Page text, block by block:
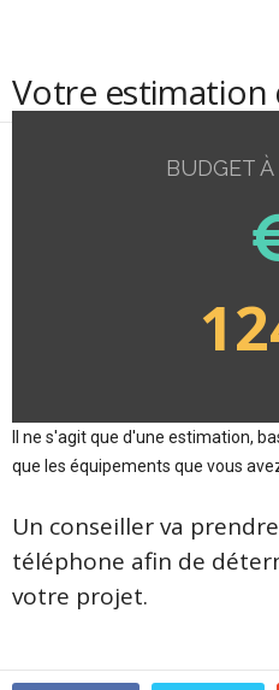
Votre estimation
BUDGET
Il ne s'agit que d'une estimation,
que les équipements que vous
Un conseiller va
téléphone afin de
votre projet.